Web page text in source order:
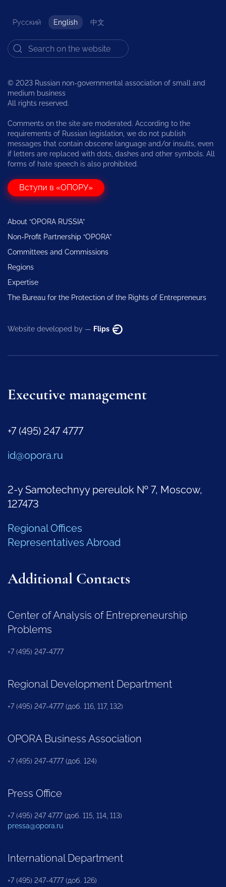
Русский English 中文
© 2023 Russian non-governmental association of small and
medium business
All rights reserved.
Comments on the site are moderated. According to the
requirements of Russian legislation, we do not publish
messages that contain obscene language and/or insults, even
if letters are replaced with dots, dashes and other symbols. All
forms of hate speech is also prohibited.
Вступи в «ОПОРУ»
About “OPORA RUSSIA”
Non-Profit Partnership “OPORA”
Committees and Commissions
Regions
Expertise
The Bureau for the Protection of the Rights of Entrepreneurs
Website developed by — Flips
Executive management
+7 (495) 247 4777
id@opora.ru
2-y Samotechnyy pereulok № 7, Moscow,
127473
Regional Offices
Representatives Abroad
Additional Contacts
Center of Analysis of Entrepreneurship
Problems
+7 (495) 247-4777
Regional Development Department
+7 (495) 247-4777 (доб. 116, 117, 132)
OPORA Business Association
+7 (495) 247-4777 (доб. 124)
Press Office
+7 (495) 247 4777 (доб. 115, 114, 113)
pressa@opora.ru
International Department
+7 (495) 247-4777 (доб. 126)